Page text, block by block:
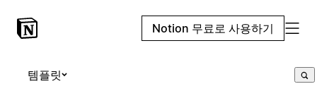
Notion 무료로 사용하기
템플릿